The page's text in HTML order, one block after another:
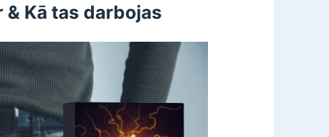
Kā tas darbojas